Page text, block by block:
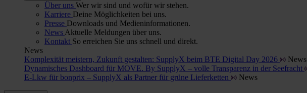
Über uns Wer wir sind und wofür wir stehen.
Karriere Deine Möglichkeiten bei uns.
Presse Downloads und Medieninformationen.
News Aktuelle Meldungen über uns.
Kontakt So erreichen Sie uns schnell und direkt.
News
Komplexität meistern, Zukunft gestalten: SupplyX beim BTE Digital Day 2026
News
Dynamisches Dashboard für MOVE. By SupplyX – volle Transparenz in der Seefracht
E-Lkw für bonprix – SupplyX als Partner für grüne Lieferketten
News